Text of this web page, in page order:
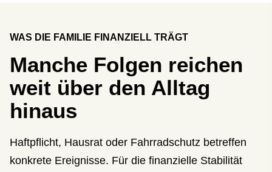
WAS DIE FAMILIE FINANZIELL TRÄGT
Manche Folgen reichen
weit über den Alltag
hinaus
Haft­pflicht, Hausrat oder Fahrradschutz betreffen
konkrete Ereignisse. Für die finanzielle Stabilität